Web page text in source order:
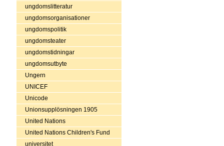
ungdomslitteratur
ungdomsorganisationer
ungdomspolitik
ungdomsteater
ungdomstidningar
ungdomsutbyte
Ungern
UNICEF
Unicode
Unionsupplösningen 1905
United Nations
United Nations Children's Fund
universitet